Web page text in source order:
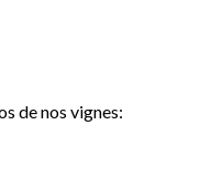
de nos vignes: